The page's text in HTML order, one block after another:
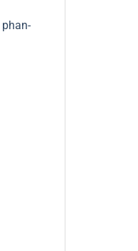
phan-